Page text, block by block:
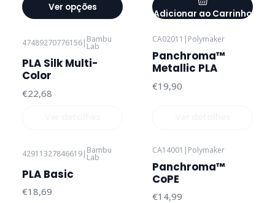
Ver opções
Adicionar ao Carrinho
47489270776156| Bambu
Lab
PLA Silk Multi-
Color
€22,68
CA02011 | Polymaker
Panchroma™
Metallic PLA
€19,90
42911327846619| Bambu
Lab
PLA Basic
€18,69
CA14001 | Polymaker
Panchroma™
CoPE
€14,99